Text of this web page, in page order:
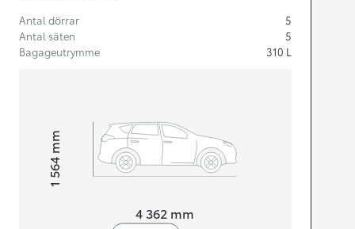
Antal dörrar
5
Antal säten
5
Bagageutrymme
310 L
4 362 mm
Height1 564
mm